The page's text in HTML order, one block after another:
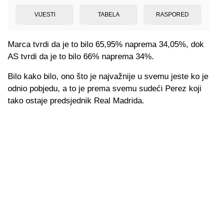
VIJESTI TABELA RASPORED
Marca tvrdi da je to bilo 65,95% naprema 34,05%, dok
AS tvrdi da je to bilo 66% naprema 34%.
Bilo kako bilo, ono što je najvažnije u svemu jeste ko je
odnio pobjedu, a to je prema svemu sudeći Perez koji
tako ostaje predsjednik Real Madrida.